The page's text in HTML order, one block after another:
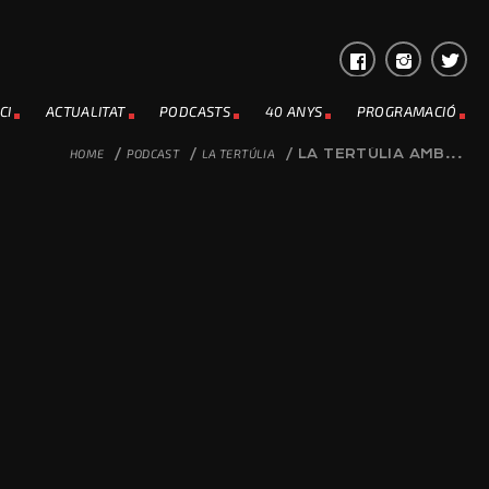
ACTUALITAT PODCASTS 40 ANYS PROGRAMACIÓ
HOME / PODCAST / LA TERTÚLIA / LA TERTÚLIA AMB...